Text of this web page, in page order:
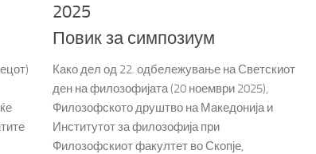
2025
Повик за симпозиум
Како дел од 22. одбележување на Светскиот
ден на филозофијата (20 ноември 2025),
Филозофското друштво на Македонија и
Институтот за филозофија при
Филозофскиот факултет во Скопје,